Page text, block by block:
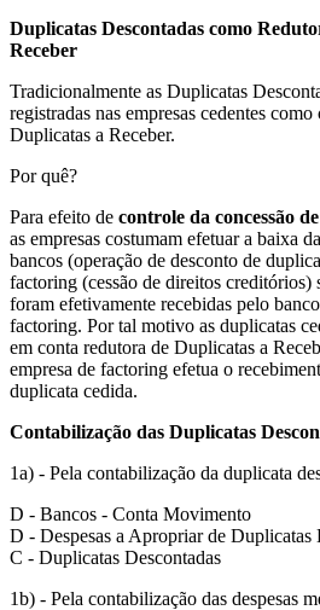
Duplicatas Descontadas como
Receber
Tradicionalmente as Duplicatas
registradas nas empresas cedentes
Duplicatas a Receber.
Por quê?
Para efeito de controle da concessão
as empresas costumam efetuar a baixa
bancos (operação de desconto de
factoring (cessão de direitos creditórios)
foram efetivamente recebidas pelo
factoring. Por tal motivo as duplicatas
em conta redutora de Duplicatas a
empresa de factoring efetua o
duplicata cedida.
Contabilização das Duplicatas
1a) - Pela contabilização da duplicata
D - Bancos - Conta Movimento
D - Despesas a Apropriar de Duplicatas
C - Duplicatas Descontadas
1b) - Pela contabilização das despesas